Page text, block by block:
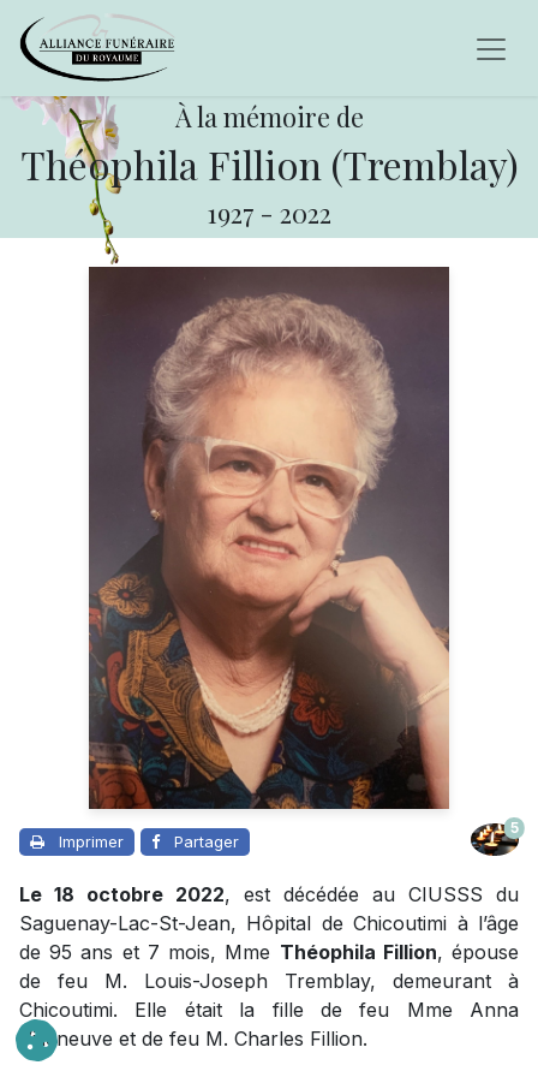
À la mémoire de
Théophila Fillion (Tremblay)
1927 - 2022
Imprimer Partager
5
Le 18 octobre 2022, est décédée au CIUSSS du
Saguenay-Lac-St-Jean, Hôpital de Chicoutimi à l’âge
de 95 ans et 7 mois, Mme Théophila Fillion, épouse
de feu M. Louis-Joseph Tremblay, demeurant à
Chicoutimi. Elle était la fille de feu Mme Anna
Villeneuve et de feu M. Charles Fillion.